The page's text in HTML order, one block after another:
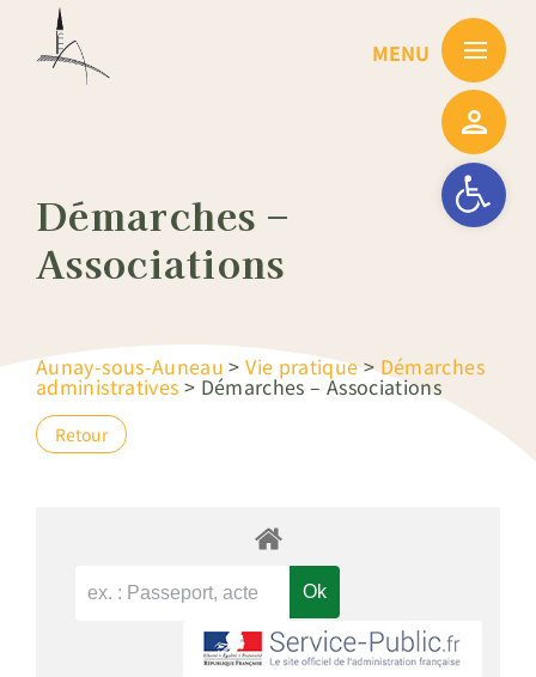
Ouvrir la
Démarches –
Associations
Aunay-sous-Auneau >Vie pratique>Démarches
administratives > Démarches – Associations
Retour